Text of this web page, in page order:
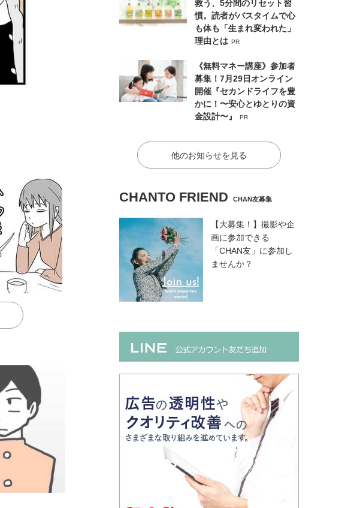
救う、5分間のリセット習
慣。読者がバスタイムで心
も体も「生まれ変われた」
理由とは PR
《無料マネー講座》参加者
募集！7月29日オンライン
開催『セカンドライフを豊
かに！〜安心とゆとりの資
金設計〜』
PR
他のお知らせを見る
CHANTO FRIEND CHAN友募集
【大募集！】撮影や企
画に参加できる
「CHAN友」に参加し
ませんか？